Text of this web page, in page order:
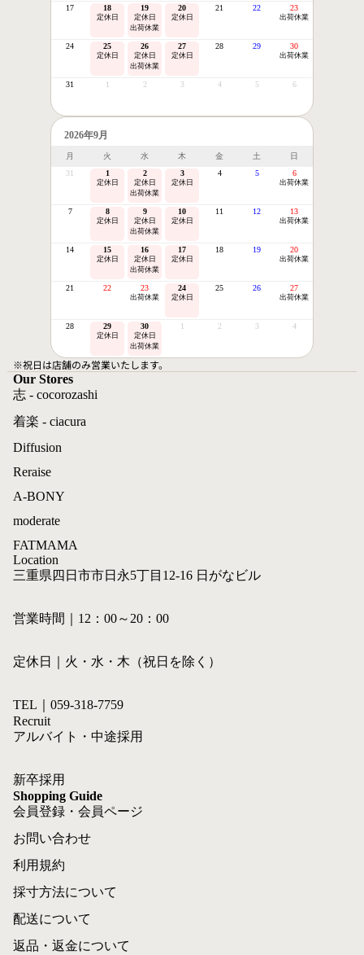
17 18
定休日
19
定休日
出荷休業
20
定休日
21 22 23
出荷休業
24 25
定休日
26
定休日
出荷休業
27
定休日
28 29 30
出荷休業
31 1 2 3 4 5 6
2026年9月
月 火 水 木 金 土
日
31
1
定休日
2
定休日
出荷休業
3
定休日
4 5 6
出荷休業
7 8
定休日
9
定休日
出荷休業
10
定休日
11 12 13
出荷休業
14 15
定休日
16
定休日
出荷休業
17
定休日
18 19 20
出荷休業
21 22 23
出荷休業
24
定休日
25 26 27
出荷休業
28 29
定休日
30
定休日
出荷休業
1 2 3 4
※祝日は店舗のみ営業いたします。
Our Stores
志 - cocorozashi
着楽 - ciacura
Diffusion
Reraise
A-BONY
moderate
FATMAMA
Location
三重県四日市市日永5丁目12-16 日がなビル
営業時間｜12：00～20：00
定休日｜火・水・木（祝日を除く）
TEL｜059-318-7759
Recruit
アルバイト・中途採用
新卒採用
Shopping Guide
会員登録・会員ページ
お問い合わせ
利用規約
採寸方法について
配送について
返品・返金について